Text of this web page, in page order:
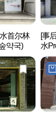
首尔林
약국)
[事
水
프